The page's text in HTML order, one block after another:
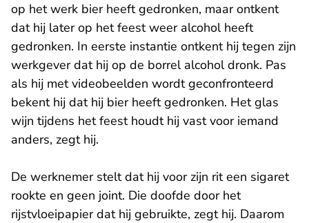
op het werk bier heeft gedronken, maar ontkent
dat hij later op het feest weer alcohol heeft
gedronken. In eerste instantie ontkent hij tegen zijn
werkgever dat hij op de borrel alcohol dronk. Pas
als hij met videobeelden wordt geconfronteerd
bekent hij dat hij bier heeft gedronken. Het glas
wijn tijdens het feest houdt hij vast voor iemand
anders, zegt hij.
De werknemer stelt dat hij voor zijn rit een sigaret
rookte en geen joint. Die doofde door het
rijstvloeipapier dat hij gebruikte, zegt hij. Daarom